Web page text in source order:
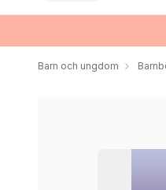
Barn och ungdom